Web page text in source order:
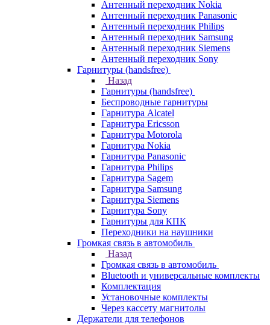
Антенный переходник Nokia
Антенный переходник Panasonic
Антенный переходник Philips
Антенный переходник Samsung
Антенный переходник Siemens
Антенный переходник Sony
Гарнитуры (handsfree)
Назад
Гарнитуры (handsfree)
Беспроводные гарнитуры
Гарнитура Alcatel
Гарнитура Ericsson
Гарнитура Motorola
Гарнитура Nokia
Гарнитура Panasonic
Гарнитура Philips
Гарнитура Sagem
Гарнитура Samsung
Гарнитура Siemens
Гарнитура Sony
Гарнитуры для КПК
Переходники на наушники
Громкая связь в автомобиль
Назад
Громкая связь в автомобиль
Bluetooth и универсальные комплекты
Комплектация
Установочные комплекты
Через кассету магнитолы
Держатели для телефонов